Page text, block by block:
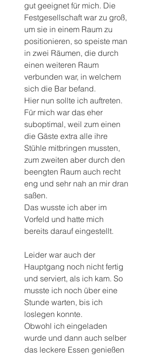
gut geeignet für mich. Die
Festgesellschaft war zu groß,
um sie in einem Raum zu
positionieren, so speiste man
in zwei Räumen, die durch
einen weiteren Raum
verbunden war, in welchem
sich die Bar befand.
Hier nun sollte ich auftreten.
Für mich war das eher
suboptimal, weil zum einen
die Gäste extra alle ihre
Stühle mitbringen mussten,
zum zweiten aber durch den
beengten Raum auch recht
eng und sehr nah an mir dran
saßen.
Das wusste ich aber im
Vorfeld und hatte mich
bereits darauf eingestellt.
Leider war auch der
Hauptgang noch nicht fertig
und serviert, als ich kam. So
musste ich noch über eine
Stunde warten, bis ich
loslegen konnte.
Obwohl ich eingeladen
wurde und dann auch selber
das leckere Essen genießen